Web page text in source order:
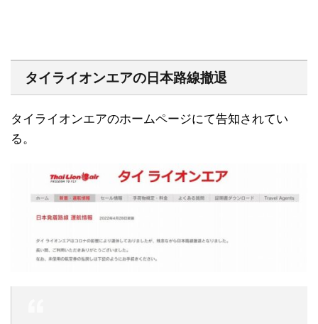
タイライオンエアの日本路線撤退
タイライオンエアのホームページにて告知されてい
る。